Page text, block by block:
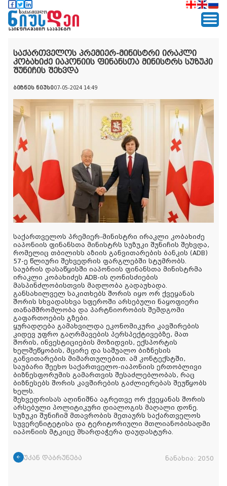
საქართველოს პრემიერ-მინისტრი ირაკლი
კობახიძე იაპონიის ფინანსთა მინისტრს სუზუკი
შუნიჩის შეხვდა
ბიზნეს ნიუსი07-05-2024 14:49
საქართველოს პრემიერ-მინისტრი ირაკლი კობახიძე
იაპონიის ფინანსთა მინისტრს სუზუკი შუნიჩის შეხვდა,
რომელიც თბილისს აზიის განვითარების ბანკის (ADB)
57-ე წლიური შეხვედრის ფარგლებში სტუმრობს.
საუბრის დასაწყისში იაპონიის ფინანსთა მინისტრმა
ირაკლი კობახიძეს ADB-ის ღონისძიების
მასპინძლობისთვის მადლობა გადაუხადა.
განსახილველ საკითხებს შორის იყო ორ ქვეყანას
შორის სხვადასხვა სფეროში არსებული ნაყოფიერი
თანამშრომლობა და პარტნიორობის შემდგომი
გაფართოების გზები.
ყურადღება გამახვილდა ეკონომიკური კავშირების
კიდევ უფრო გაღრმავების პერსპექტივებზე, მათ
შორის, ინვესტიციების მოზიდვის, ექსპორტის
ხელშეწყობის, მცირე და საშუალო ბიზნესის
განვითარების მიმართულებით. ამ კონტექსტში,
საუბარი შეეხო საქართველო-იაპონიის ერთობლივი
ბიზნესფორუმის გამართვის შესაძლებლობას, რაც
ბიზნესებს შორის კავშირების გაძლიერებას შეუწყობს
ხელს.
შეხვედრისას აღინიშნა აგრეთვე ორ ქვეყანას შორის
არსებული პოლიტიკური დიალოგის მაღალი დონე.
სუზუკი შუნიჩიმ მთავრობის მეთაურს საქართველოს
სუვერენიტეტისა და ტერიტორიული მთლიანობისადმი
იაპონიის მტკიცე მხარდაჭერა დაუდასტურა.
უკან დაბრუნება ნანახია: 2050